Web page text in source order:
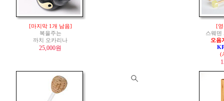
[마지막 1개 남음]
복을주는
까치 오카리나
25,000원
[
스웨덴
오음